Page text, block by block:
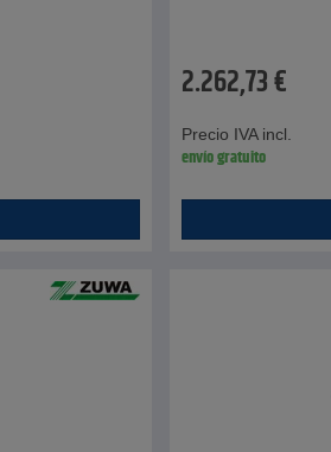
2.262,73€
Precio IVA incl.
envío gratuito